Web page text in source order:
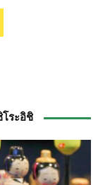
ระอิชิ